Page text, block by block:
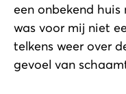
een onbekend
was voor mij niet
telkens weer over
gevoel van